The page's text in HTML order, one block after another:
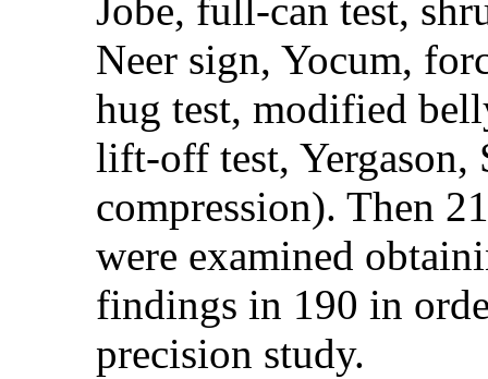
Jobe, full-can test,
Neer sign, Yocum,
hug test, modified
lift-off test, Yergason,
compression). Then
were examined
findings in 190 in
precision study.